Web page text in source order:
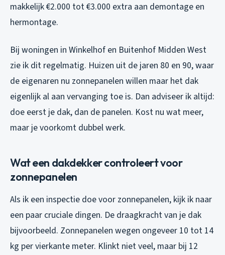
makkelijk €2.000 tot €3.000 extra aan demontage en
hermontage.
Bij woningen in Winkelhof en Buitenhof Midden West
zie ik dit regelmatig. Huizen uit de jaren 80 en 90, waar
de eigenaren nu zonnepanelen willen maar het dak
eigenlijk al aan vervanging toe is. Dan adviseer ik altijd:
doe eerst je dak, dan de panelen. Kost nu wat meer,
maar je voorkomt dubbel werk.
Wat een dakdekker controleert voor
zonnepanelen
Als ik een inspectie doe voor zonnepanelen, kijk ik naar
een paar cruciale dingen. De draagkracht van je dak
bijvoorbeeld. Zonnepanelen wegen ongeveer 10 tot 14
kg per vierkante meter. Klinkt niet veel, maar bij 12